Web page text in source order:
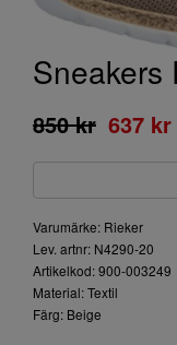
Sneakers
850 kr 637 kr
Varumärke: Rieker
Lev. artnr: N4290-20
Artikelkod: 900-003249
Material: Textil
Färg: Beige